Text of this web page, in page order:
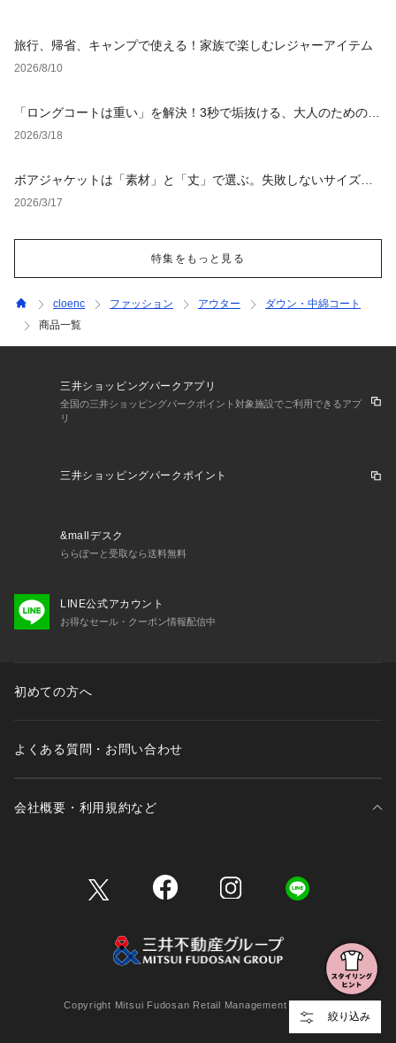
旅行、帰省、キャンプで使える！家族で楽しむレジャーアイテム
2026/8/10
「ロングコートは重い」を解決！3秒で垢抜ける、大人のための
「軽やか見え」着こなし術
2026/3/18
ボアジャケットは「素材」と「丈」で選ぶ。失敗しないサイズ選
びと鉄板レイヤード術を徹底解説【レディース・メンズ】
2026/3/17
特集をもっと見る
絞り込み
cloenc ファッション アウター
ダウン・中綿コート
商品一覧
三井ショッピングパークアプリ
全国の三井ショッピングパークポイント対象施設でご利用できるアプ
リ
三井ショッピングパークポイント
&mallデスク
ららぽーと受取なら送料無料
LINE公式アカウント
お得なセール・クーポン情報配信中
初めての方へ
よくある質問・お問い合わせ
会社概要・利用規約など
Copyright Mitsui Fudosan Retail Management Co., Ltd.